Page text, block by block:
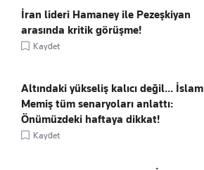
İran lideri Hamaney ile Pezeşkiyan
arasında kritik görüşme!
Kaydet
Altındaki yükseliş kalıcı değil... İslam
Memiş tüm senaryoları anlattı:
Önümüzdeki haftaya dikkat!
Kaydet